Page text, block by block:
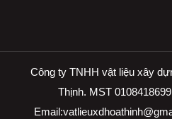
Công ty TNHH vật liệu xây
Thịnh. MST
Email: